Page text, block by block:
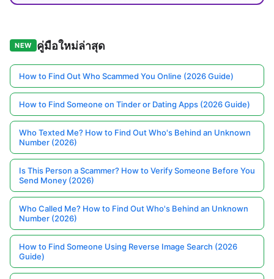
NEW คู่มือใหม่ล่าสุด
How to Find Out Who Scammed You Online (2026 Guide)
How to Find Someone on Tinder or Dating Apps (2026 Guide)
Who Texted Me? How to Find Out Who's Behind an Unknown
Number (2026)
Is This Person a Scammer? How to Verify Someone Before You
Send Money (2026)
Who Called Me? How to Find Out Who's Behind an Unknown
Number (2026)
How to Find Someone Using Reverse Image Search (2026
Guide)